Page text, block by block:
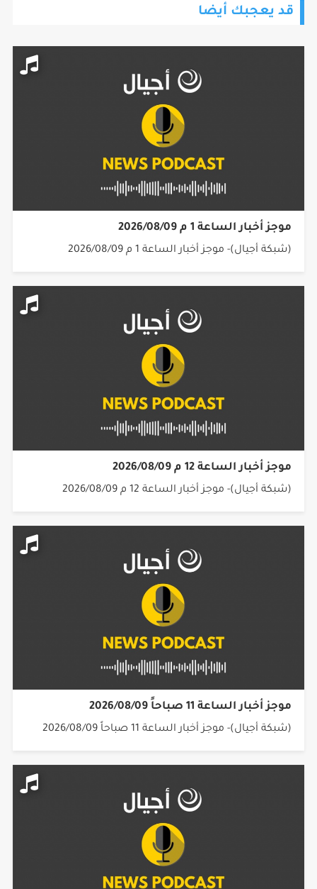
قد يعجبك أيضا
موجز أخبار الساعة 1 م 2026/08/09
(شبكة أجيال)- موجز أخبار الساعة 1 م 2026/08/09
موجز أخبار الساعة 12 م 2026/08/09
(شبكة أجيال)- موجز أخبار الساعة 12 م 2026/08/09
موجز أخبار الساعة 11 صباحاً 2026/08/09
(شبكة أجيال)- موجز أخبار الساعة 11 صباحاً 2026/08/09